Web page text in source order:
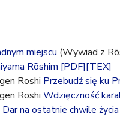
miejscu (Wywiad z
Rōshim [PDF][TEX]
Roshi Przebudź się ku
Roshi Wdzięczność
Dar na ostatnie chwile życia